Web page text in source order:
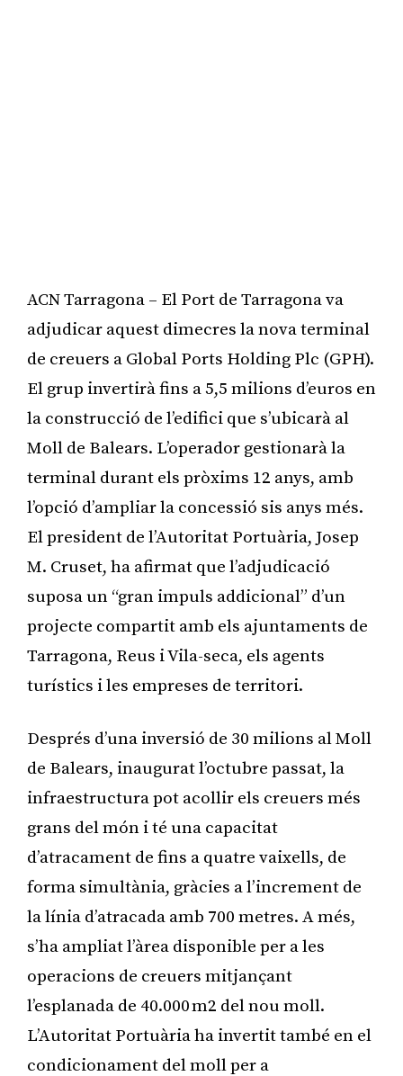
ACN Tarragona – El Port de Tarragona va
adjudicar aquest dimecres la nova terminal
de creuers a Global Ports Holding Plc (GPH).
El grup invertirà fins a 5,5 milions d’euros en
la construcció de l’edifici que s’ubicarà al
Moll de Balears. L’operador gestionarà la
terminal durant els pròxims 12 anys, amb
l’opció d’ampliar la concessió sis anys més.
El president de l’Autoritat Portuària, Josep
M. Cruset, ha afirmat que l’adjudicació
suposa un “gran impuls addicional” d’un
projecte compartit amb els ajuntaments de
Tarragona, Reus i Vila-seca, els agents
turístics i les empreses de territori.
Després d’una inversió de 30 milions al Moll
de Balears, inaugurat l’octubre passat, la
infraestructura pot acollir els creuers més
grans del món i té una capacitat
d’atracament de fins a quatre vaixells, de
forma simultània, gràcies a l’increment de
la línia d’atracada amb 700 metres. A més,
s’ha ampliat l’àrea disponible per a les
operacions de creuers mitjançant
l’esplanada de 40.000 m2 del nou moll.
L’Autoritat Portuària ha invertit també en el
condicionament del moll per a